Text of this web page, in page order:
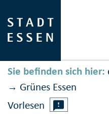
Sie befinden sich hier:
→ Grünes Essen
Vorlesen